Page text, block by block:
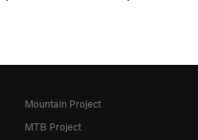
Mountain Project
MTB Project